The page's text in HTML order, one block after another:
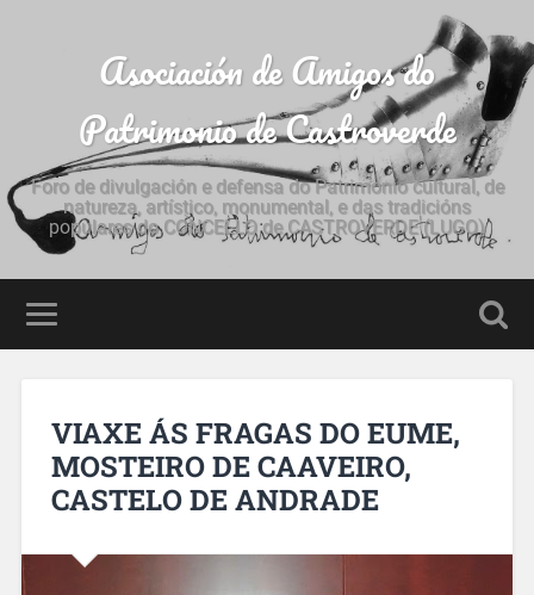
Asociación de Amigos do
Patrimonio de Castroverde
Foro de divulgación e defensa do Patrimonio cultural, de
natureza, artístico, monumental, e das tradicións
populares do CONCELLO de CASTROVERDE (LUGO)
VIAXE ÁS FRAGAS DO EUME,
MOSTEIRO DE CAAVEIRO,
CASTELO DE ANDRADE